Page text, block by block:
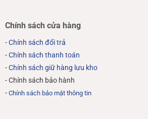
Chính sách cửa hàng
-Chính sách đổi trả
-Chính sách thanh toán
-Chính sách giữ hàng lưu kho
- Chính sách bảo hành
- Chính sách bảo mật thông tin